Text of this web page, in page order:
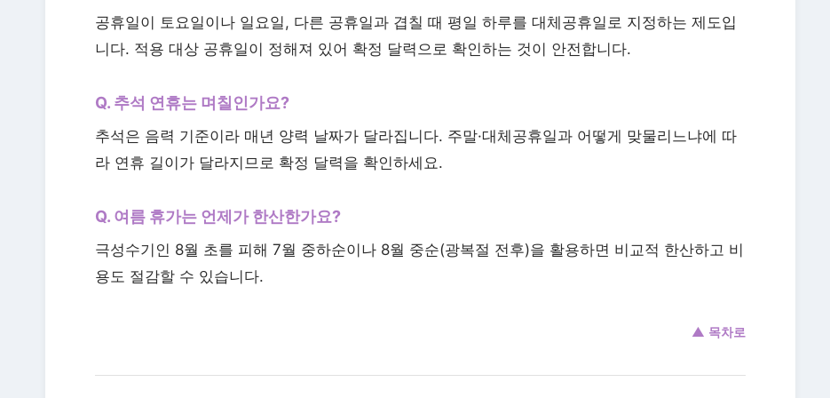
공휴일이 토요일이나 일요일, 다른 공휴일과 겹칠 때 평일 하루를 대체공휴일로 지정하는 제도입
니다. 적용 대상 공휴일이 정해져 있어 확정 달력으로 확인하는 것이 안전합니다.
Q. 추석 연휴는 며칠인가요?
추석은 음력 기준이라 매년 양력 날짜가 달라집니다. 주말·대체공휴일과 어떻게 맞물리느냐에 따
라 연휴 길이가 달라지므로 확정 달력을 확인하세요.
Q. 여름 휴가는 언제가 한산한가요?
극성수기인 8월 초를 피해 7월 중하순이나 8월 중순(광복절 전후)을 활용하면 비교적 한산하고 비
용도 절감할 수 있습니다.
▲ 목차로